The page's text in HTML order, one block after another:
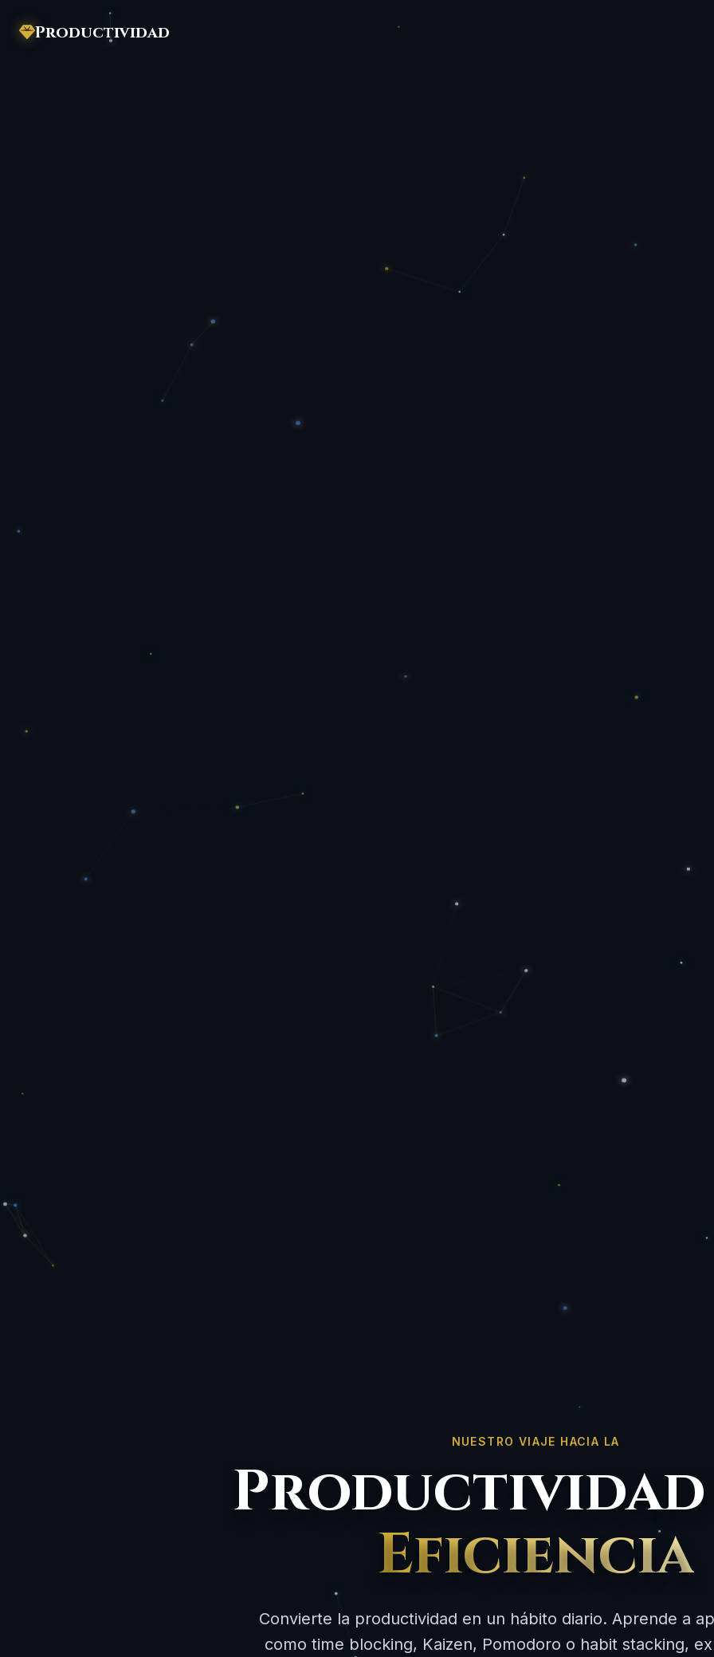
Productividad
NUESTRO VIAJE HACIA LA
Eficiencia
Convierte la productividad en un hábito diario. Aprende a
como time blocking, Kaizen, Pomodoro o habit stacking,